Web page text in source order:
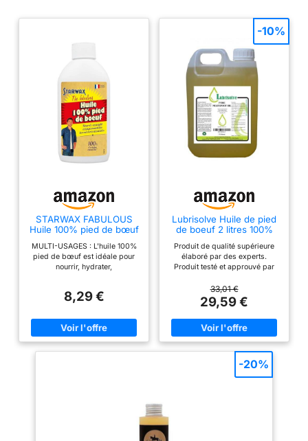
STARWAX FABULOUS
Huile 100% pied de bœuf
MULTI-USAGES : L'huile 100%
pied de bœuf est idéale pour
nourrir, hydrater,
types de cuirs. 100%
s'applique sur les cuirs neufs
ou anciens. Elle apporte
souplesse et brillance aux cuirs
8,29 €
Lubrisolve Huile de pied
de boeuf 2 litres 100%
Produit de qualité supérieure
élaboré par des experts.
Produit testé et approuvé par
de pied de bœuf pénètre le cuir
en profondeur et protège les
articles en cuir soumis à une
utilisation quotidienne contre les
conditions extérieures. L'huile
de pied de bœuf hydrate et
de bœuf est une huile animale
naturelle qui remplace les
huiles qui s'évaporent sur le
33,01 €
29,59 €
-10%
-20%